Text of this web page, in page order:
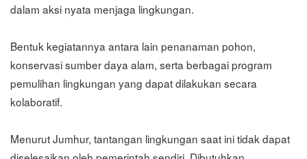
dalam aksi nyata menjaga lingkungan.
Bentuk kegiatannya antara lain penanaman pohon,
konservasi sumber daya alam, serta berbagai program
pemulihan lingkungan yang dapat dilakukan secara
kolaboratif.
Menurut Jumhur, tantangan lingkungan saat ini tidak dapat